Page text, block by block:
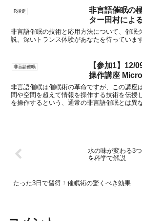
R指定
非言語催眠の
ター田村によ
非言語催眠の技術と応用方法について、催眠
説。深いトランス体験があなたを待っています
非言語催眠
【参加1】12/
操作講座
非言語催眠は催眠術の革命ですが、この講座
間や空間を超えて情報を操作する技術を伝授
を操作するという、通常の非言語催眠とは異
水の味が変わる3
を科学で解説
たった3日で習得！催眠術の驚くべき効果